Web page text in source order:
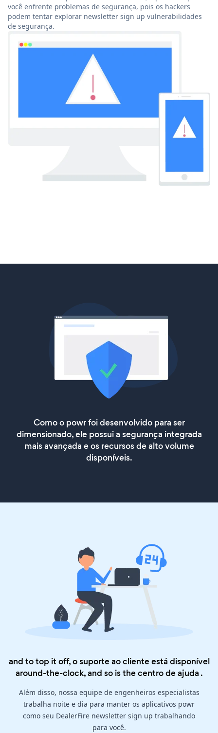
você enfrente problemas de segurança, pois os hackers
podem tentar explorar newsletter sign up vulnerabilidades
de segurança.
Como o powr foi desenvolvido para ser
dimensionado, ele possui a segurança integrada
mais avançada e os recursos de alto volume
disponíveis.
and to top it off, o suporte ao cliente está disponível
around-the-clock, and so is thecentro de ajuda .
Além disso, nossa equipe de engenheiros especialistas
trabalha noite e dia para manter os aplicativos powr
como seu DealerFire newsletter sign up trabalhando
para você.